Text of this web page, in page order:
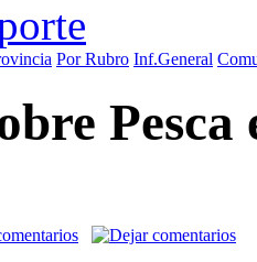
Por Rubro Inf.General